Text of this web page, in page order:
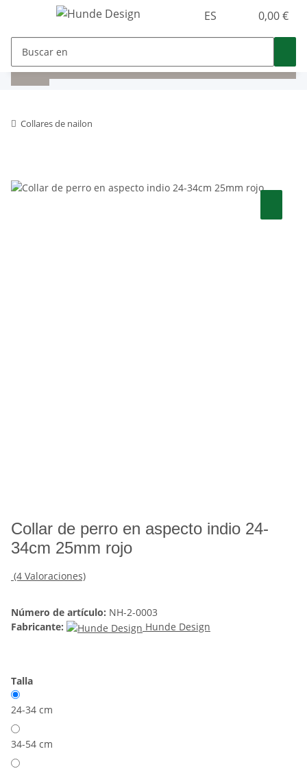
ES 0,00 €
Collares de nailon
Collar de perro en aspecto indio 24-
34cm 25mm rojo
(4 Valoraciones)
Número de artículo: NH-2-0003
Fabricante:
Hunde Design
Talla
24-34 cm
34-54 cm